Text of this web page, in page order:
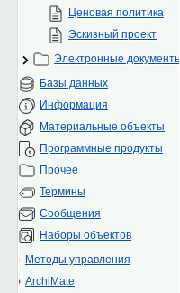
Ценовая политика
Эскизный проект
Электронные документы
Базы данных
Информация
Материальные объекты
Программные продукты
Прочее
Термины
Сообщения
Наборы объектов
Методы управления
ArchiMate